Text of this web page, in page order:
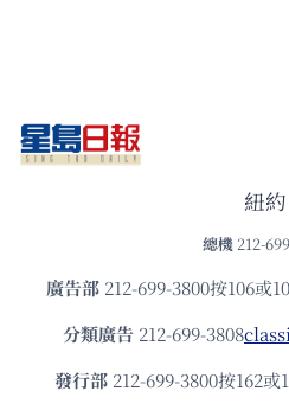
紐約
總機 212-
廣告部212-699-3800按106或
分類廣告 212-699-3808
發⾏部 212-699-3800按162或